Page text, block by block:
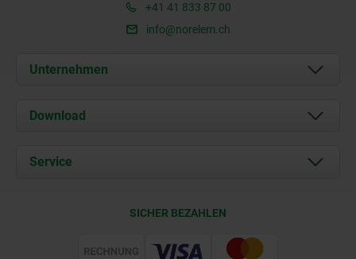
+41 41 833 87 00
info@norelem.ch
Unternehmen
Über uns
Kontakt
Download
Dokumente
Service
SICHER BEZAHLEN